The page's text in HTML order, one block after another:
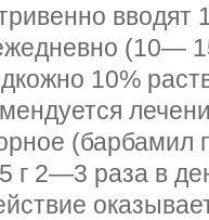
вводят
(10—
10%
г 2—3 раза в